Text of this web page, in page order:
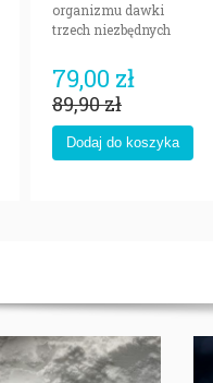
organizmu dawki
trzech niezbędnych
79,00 zł
89,90 zł